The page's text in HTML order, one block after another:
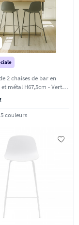
2 chaises de bar en
métal H67,5cm - Vert
couleurs